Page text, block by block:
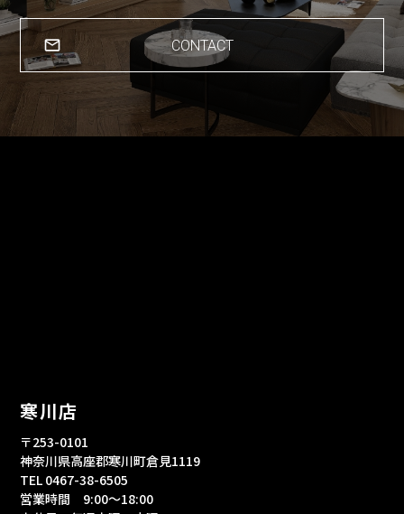
CONTACT
寒川店
〒253-0101
神奈川県高座郡寒川町倉見1119
TEL 0467-38-6505
営業時間 9:00～18:00